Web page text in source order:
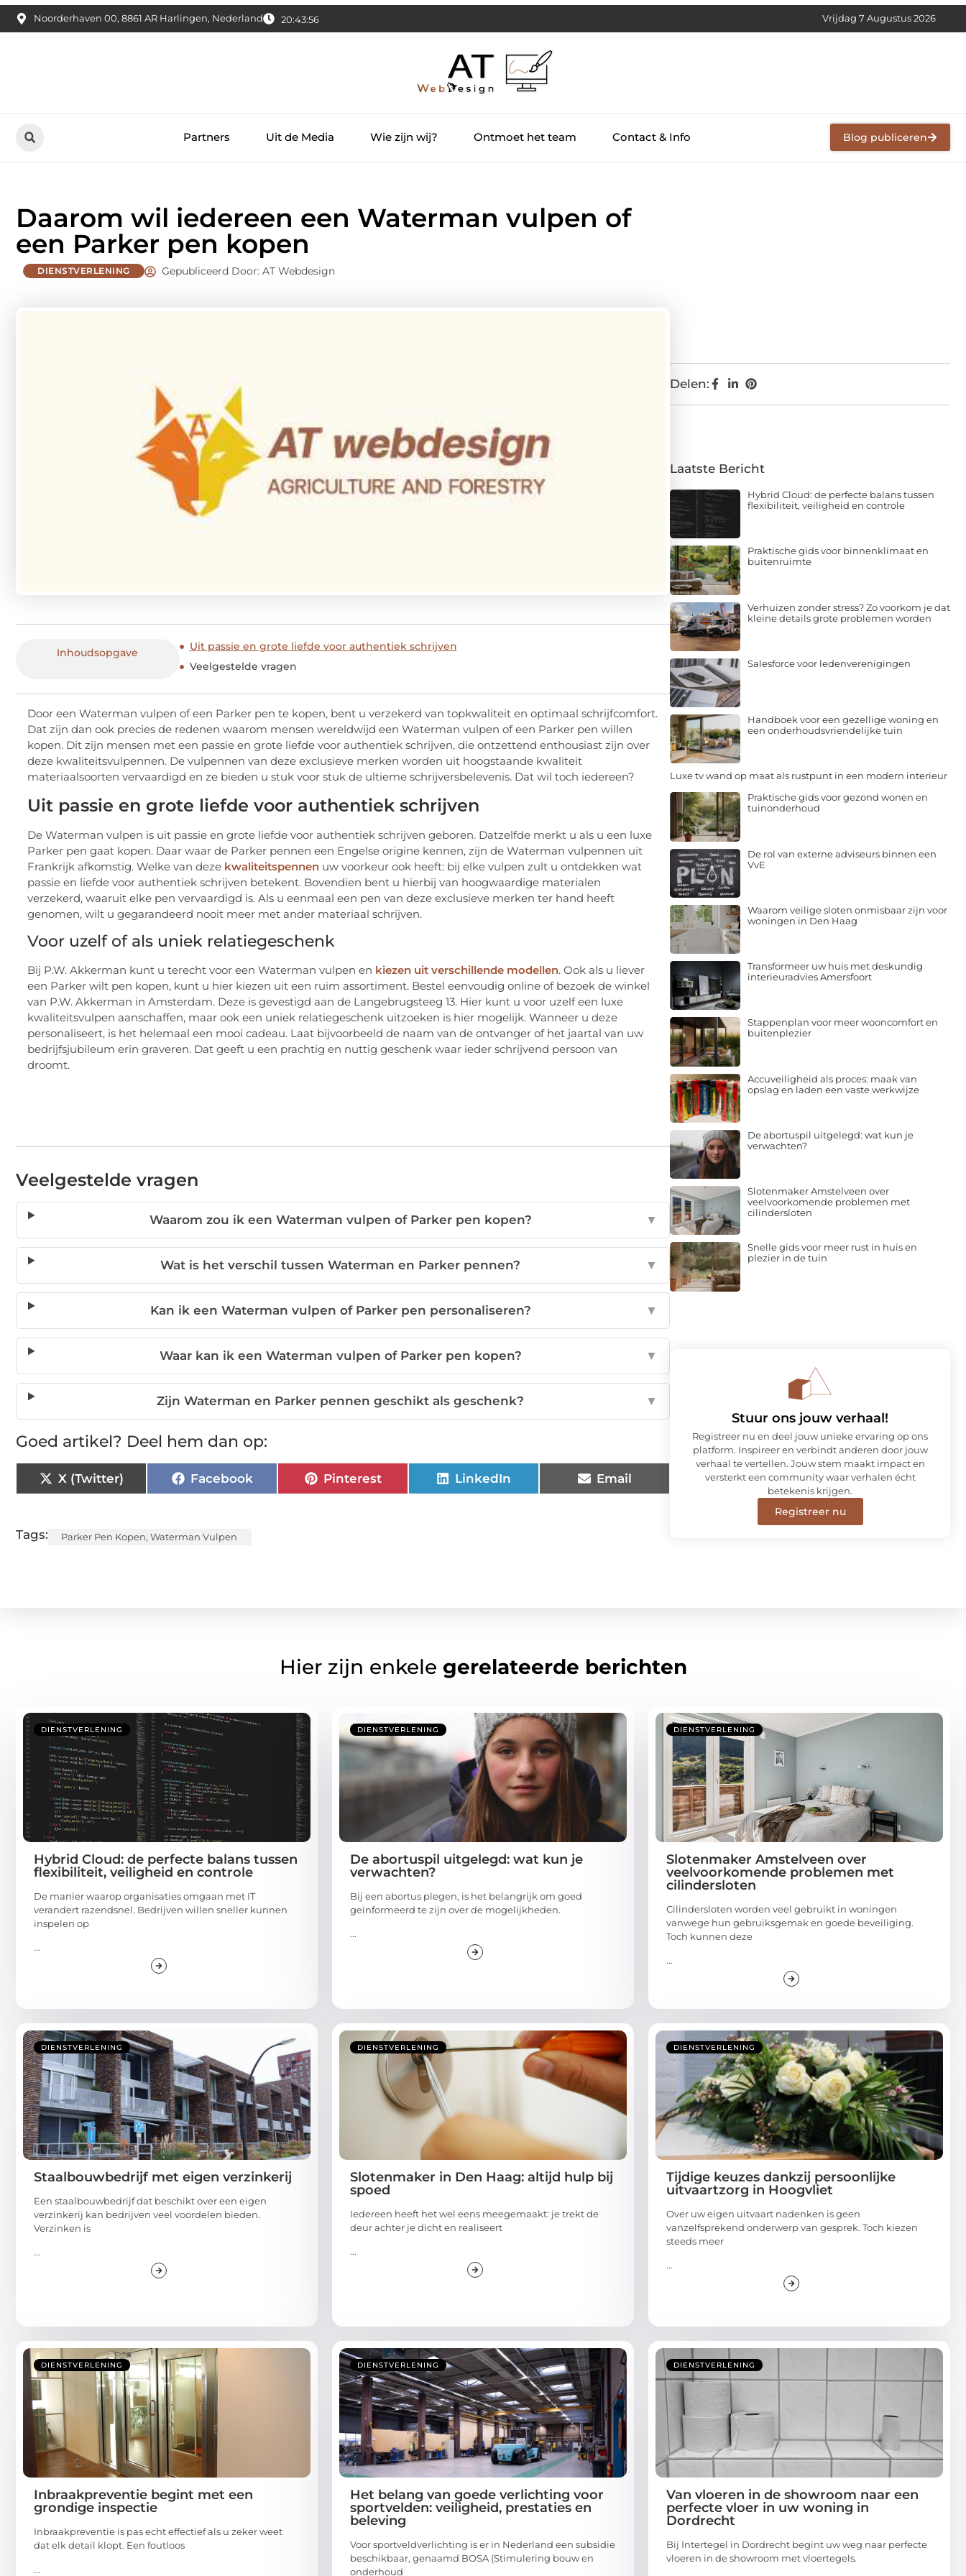
Noorderhaven 00, 8861 AR Harlingen, Nederland 20:43:58 Vrijdag 7 Augustus 2026
Partners Uit de Media Wie zijn wij? Ontmoet het team Contact & Info Blog publiceren
Daarom wil iedereen een Waterman vulpen of
een Parker pen kopen
DIENSTVERLENING Gepubliceerd Door: AT Webdesign
Inhoudsopgave
Uit passie en grote liefde voor authentiek schrijven
Veelgestelde vragen
Door een Waterman vulpen of een Parker pen te kopen, bent u verzekerd van topkwaliteit en optimaal schrijfcomfort.
Dat zijn dan ook precies de redenen waarom mensen wereldwijd een Waterman vulpen of een Parker pen willen
kopen. Dit zijn mensen met een passie en grote liefde voor authentiek schrijven, die ontzettend enthousiast zijn over
deze kwaliteitsvulpennen. De vulpennen van deze exclusieve merken worden uit hoogstaande kwaliteit
materiaalsoorten vervaardigd en ze bieden u stuk voor stuk de ultieme schrijversbelevenis. Dat wil toch iedereen?
Uit passie en grote liefde voor authentiek schrijven
De Waterman vulpen is uit passie en grote liefde voor authentiek schrijven geboren. Datzelfde merkt u als u een luxe
Parker pen gaat kopen. Daar waar de Parker pennen een Engelse origine kennen, zijn de Waterman vulpennen uit
Frankrijk afkomstig. Welke van deze kwaliteitspennen uw voorkeur ook heeft: bij elke vulpen zult u ontdekken wat
passie en liefde voor authentiek schrijven betekent. Bovendien bent u hierbij van hoogwaardige materialen
verzekerd, waaruit elke pen vervaardigd is. Als u eenmaal een pen van deze exclusieve merken ter hand heeft
genomen, wilt u gegarandeerd nooit meer met ander materiaal schrijven.
Voor uzelf of als uniek relatiegeschenk
Bij P.W. Akkerman kunt u terecht voor een Waterman vulpen en kiezen uit verschillende modellen. Ook als u liever
een Parker wilt pen kopen, kunt u hier kiezen uit een ruim assortiment. Bestel eenvoudig online of bezoek de winkel
van P.W. Akkerman in Amsterdam. Deze is gevestigd aan de Langebrugsteeg 13. Hier kunt u voor uzelf een luxe
kwaliteitsvulpen aanschaffen, maar ook een uniek relatiegeschenk uitzoeken is hier mogelijk. Wanneer u deze
personaliseert, is het helemaal een mooi cadeau. Laat bijvoorbeeld de naam van de ontvanger of het jaartal van uw
bedrijfsjubileum erin graveren. Dat geeft u een prachtig en nuttig geschenk waar ieder schrijvend persoon van
droomt.
Veelgestelde vragen
Waarom zou ik een Waterman vulpen of Parker pen kopen? ▼
Wat is het verschil tussen Waterman en Parker pennen? ▼
Kan ik een Waterman vulpen of Parker pen personaliseren? ▼
Waar kan ik een Waterman vulpen of Parker pen kopen? ▼
Zijn Waterman en Parker pennen geschikt als geschenk? ▼
Goed artikel? Deel hem dan op:
X (Twitter) Facebook Pinterest LinkedIn Email
Tags: Parker Pen Kopen, Waterman Vulpen
Delen:
Laatste Bericht
Hybrid Cloud: de perfecte balans tussen
flexibiliteit, veiligheid en controle
Praktische gids voor binnenklimaat en
buitenruimte
Verhuizen zonder stress? Zo voorkom je dat
kleine details grote problemen worden
Salesforce voor ledenverenigingen
Handboek voor een gezellige woning en
een onderhoudsvriendelijke tuin
Luxe tv wand op maat als rustpunt in een modern interieur
Praktische gids voor gezond wonen en
tuinonderhoud
De rol van externe adviseurs binnen een
VvE
Waarom veilige sloten onmisbaar zijn voor
woningen in Den Haag
Transformeer uw huis met deskundig
interieuradvies Amersfoort
Stappenplan voor meer wooncomfort en
buitenplezier
Accuveiligheid als proces: maak van
opslag en laden een vaste werkwijze
De abortuspil uitgelegd: wat kun je
verwachten?
Slotenmaker Amstelveen over
veelvoorkomende problemen met
cilindersloten
Snelle gids voor meer rust in huis en
plezier in de tuin
Stuur ons jouw verhaal!
Registreer nu en deel jouw unieke ervaring op ons
platform. Inspireer en verbindt anderen door jouw
verhaal te vertellen. Jouw stem maakt impact en
versterkt een community waar verhalen écht
betekenis krijgen.
Registreer nu
Hier zijn enkele gerelateerde berichten
DIENSTVERLENING
Hybrid Cloud: de perfecte balans tussen
flexibiliteit, veiligheid en controle
De manier waarop organisaties omgaan met IT
verandert razendsnel. Bedrijven willen sneller kunnen
inspelen op
...
DIENSTVERLENING
De abortuspil uitgelegd: wat kun je
verwachten?
Bij een abortus plegen, is het belangrijk om goed
geïnformeerd te zijn over de mogelijkheden.
...
DIENSTVERLENING
Slotenmaker Amstelveen over
veelvoorkomende problemen met
cilindersloten
Cilindersloten worden veel gebruikt in woningen
vanwege hun gebruiksgemak en goede beveiliging.
Toch kunnen deze
...
DIENSTVERLENING
Staalbouwbedrijf met eigen verzinkerij
Een staalbouwbedrijf dat beschikt over een eigen
verzinkerij kan bedrijven veel voordelen bieden.
Verzinken is
...
DIENSTVERLENING
Slotenmaker in Den Haag: altijd hulp bij
spoed
Iedereen heeft het wel eens meegemaakt: je trekt de
deur achter je dicht en realiseert
...
DIENSTVERLENING
Tijdige keuzes dankzij persoonlijke
uitvaartzorg in Hoogvliet
Over uw eigen uitvaart nadenken is geen
vanzelfsprekend onderwerp van gesprek. Toch kiezen
steeds meer
...
DIENSTVERLENING
Inbraakpreventie begint met een
grondige inspectie
Inbraakpreventie is pas echt effectief als u zeker weet
dat elk detail klopt. Een foutloos
...
DIENSTVERLENING
Het belang van goede verlichting voor
sportvelden: veiligheid, prestaties en
beleving
Voor sportveldverlichting is er in Nederland een subsidie
beschikbaar, genaamd BOSA (Stimulering bouw en
onderhoud
DIENSTVERLENING
Van vloeren in de showroom naar een
perfecte vloer in uw woning in
Dordrecht
Bij Intertegel in Dordrecht begint uw weg naar perfecte
vloeren in de showroom met vloertegels.